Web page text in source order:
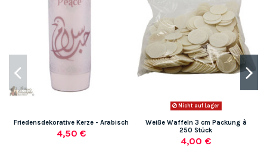
Friedensdekorative Kerze - Arabisch
4,50 €
Nicht auf Lager
Weiße Waffeln 3 cm Packung à
250 Stück
4,00 €